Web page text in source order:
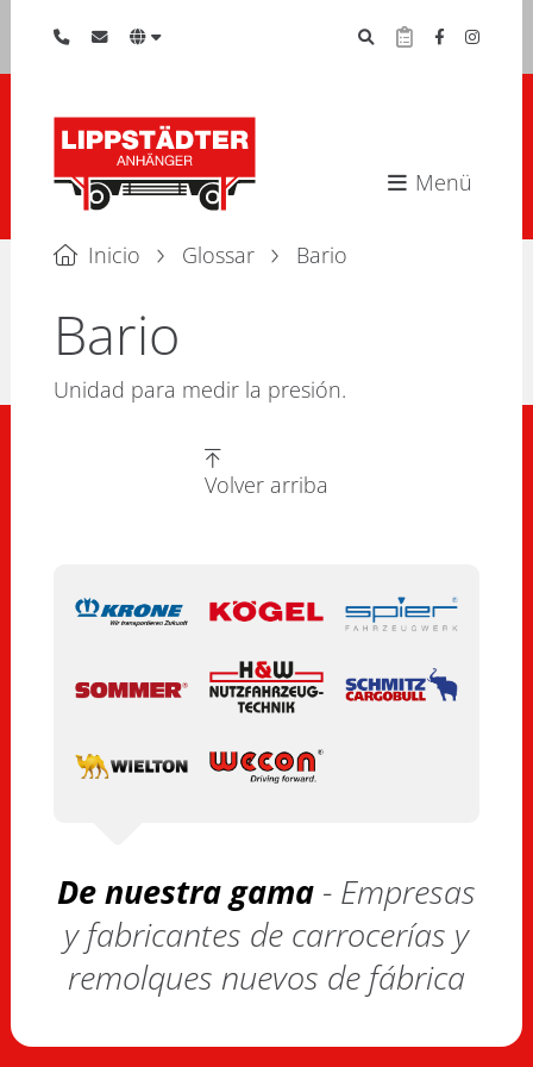
Menü
Inicio Glossar Bario
Bario
Unidad para medir la presión.
Volver arriba
De nuestra gama- Empresas
y fabricantes de carrocerías y
remolques nuevos de fábrica